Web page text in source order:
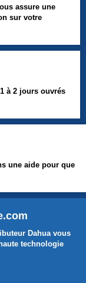
assure une
sur votre
à 2 jours ouvrés
une aide pour que
Dahua vous
technologie